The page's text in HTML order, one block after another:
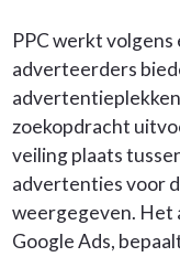
PPC werkt
adverteerders
zoekopdracht
veiling plaats
advertenties voor
weergegeven. Het
Google Ads,